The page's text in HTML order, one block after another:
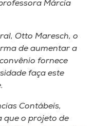
Márcia
Otto Maresch, o
de aumentar a
fornece
faça este
Contábeis,
que o projeto de